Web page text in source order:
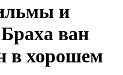
и
ван
в хорошем